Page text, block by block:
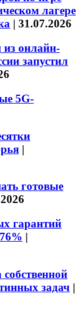
лагере
| 31.07.2026
онлайн-
запустил
5G-
|
готовые
гарантий
|
задач |